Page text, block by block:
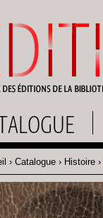
Catalogue Histoire